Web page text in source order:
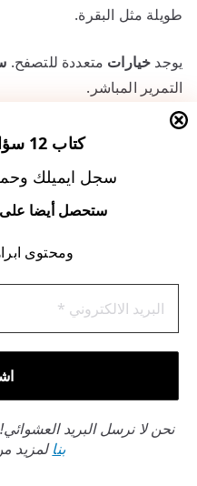
طويلة مثل البقرة.
يوجد خيارات متعددة للتصفح.
التمرير المباشر.
ميزة “مختارات المصحف” تتيح
إضافة السور والآيات المفضلة
الوصول إليها عندما تحتاجها.
خاصيةالبحثالنصي فعالة
الآياتالتي تحتويها.
يوفر شروحاتالتفسير
الميسر. كما يقدم معاني
كتاب 12 سؤال لتغيير حياتك
سجل ايميلك
ستحصل أيضا على
ومحتوى
نحن لا نرسل البريد
بنالمزيد